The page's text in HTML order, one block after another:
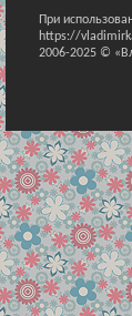
При
https://
2006-2025 ©